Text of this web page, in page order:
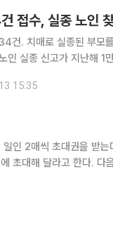
접수, 실종 노인
. 치매로 실종된 부모를 찾
인 실종 신고가 지난해
난해 신종 코로
15:35
인 2매씩 초대권을 받
초대해 달라고 한다.